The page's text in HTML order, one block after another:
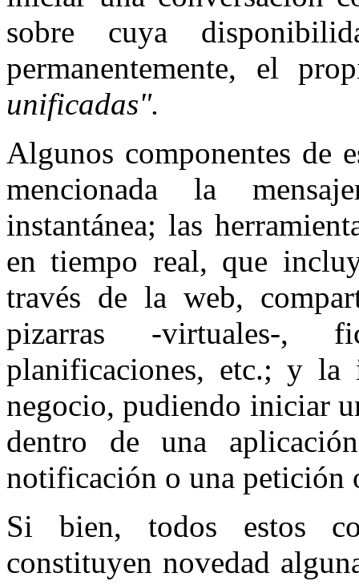
sobre cuya
permanentemente, el
unificadas".
Algunos componentes de
mencionada la
instantánea; las
en tiempo real, que
través de la web,
pizarras -virtuales-,
planificaciones, etc.; y la
negocio, pudiendo iniciar
dentro de una
notificación o una
Si bien, todos estos
constituyen novedad